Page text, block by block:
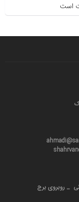
است
_ روبروی برج